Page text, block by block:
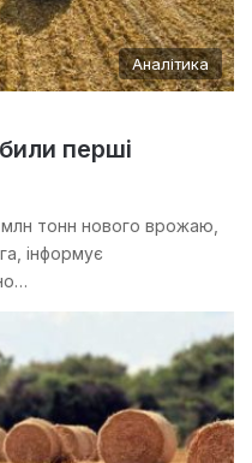
Аналітика
перші
тонн нового врожаю,
інформує